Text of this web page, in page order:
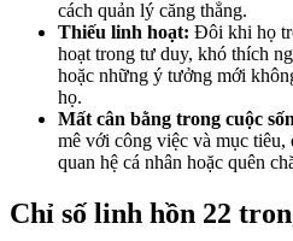
cách quản lý căng thẳng.
Thiếu linh hoạt: Đôi khi họ
hoạt trong tư duy, khó thích
hoặc những ý tưởng mới
họ.
Mất cân bằng trong cuộc
mê với công việc và mục tiêu,
quan hệ cá nhân hoặc quên
Chỉ số linh hồn 22